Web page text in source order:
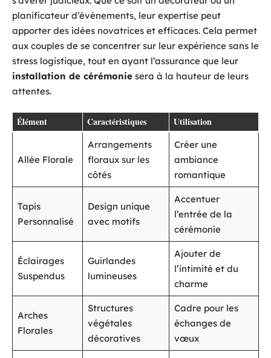
planificateur d’événements, leur expertise peut
apporter des idées novatrices et efficaces. Cela permet
aux couples de se concentrer sur leur expérience sans le
stress logistique, tout en ayant l’assurance que leur
installation de cérémonie sera à la hauteur de leurs
attentes.
Élément Caractéristiques Utilisation
Allée Florale
Arrangements
floraux sur les
côtés
Créer une
ambiance
romantique
Tapis
Personnalisé
Design unique
avec motifs
Accentuer
l’entrée de la
cérémonie
Éclairages
Suspendus
Guirlandes
lumineuses
Ajouter de
l’intimité et du
charme
Arches
Florales
Structures
végétales
décoratives
Cadre pour les
échanges de
vœux